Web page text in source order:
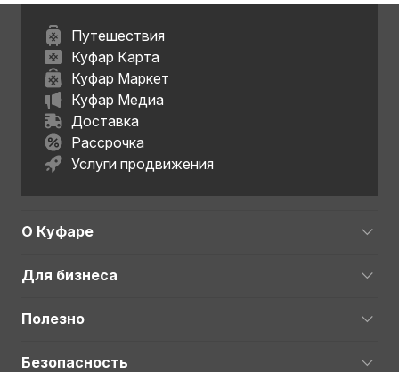
Путешествия
Куфар Карта
Куфар Маркет
Куфар Медиа
Доставка
Рассрочка
Услуги продвижения
О Куфаре
Для бизнеса
Полезно
Безопасность